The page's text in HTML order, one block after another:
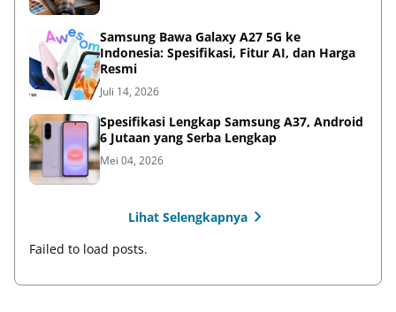
Samsung Bawa Galaxy A27 5G ke
Indonesia: Spesifikasi, Fitur AI, dan Harga
Resmi
Juli 14, 2026
Spesifikasi Lengkap Samsung A37, Android
6 Jutaan yang Serba Lengkap
Mei 04, 2026
Lihat Selengkapnya
Failed to load posts.